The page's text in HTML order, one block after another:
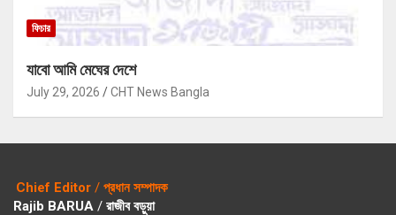
ফিচার
যাবো আমি মেঘের দেশে
July 29, 2026 CHT News Bangla
Chief Editor / প্রধান সম্পাদক
Rajib BARUA / রাজীব বড়ুয়া